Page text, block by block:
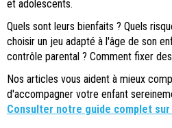
et adolescents.
Quels sont leurs bienfaits ? Quels
choisir un jeu adapté à l'âge de son
contrôle parental ? Comment fixer
Nos articles vous aident à mieux
d'accompagner votre enfant
Consulter notre guide complet